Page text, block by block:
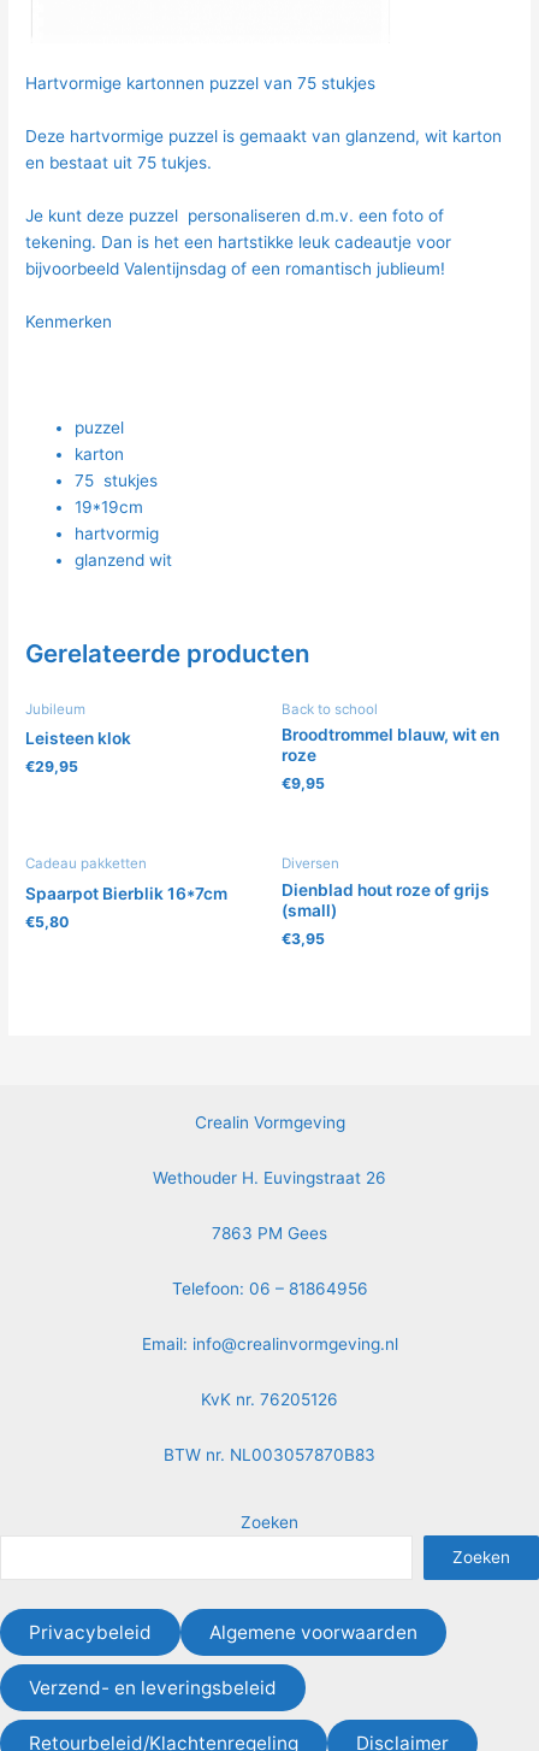
Hartvormige kartonnen puzzel van 75 stukjes
Deze hartvormige puzzel is gemaakt van glanzend, wit karton
en bestaat uit 75 tukjes.
Je kunt deze puzzel personaliseren d.m.v. een foto of
tekening. Dan is het een hartstikke leuk cadeautje voor
bijvoorbeeld Valentijnsdag of een romantisch jublieum!
Kenmerken
puzzel
karton
75 stukjes
19*19cm
hartvormig
glanzend wit
Gerelateerde producten
Jubileum
Leisteen klok
€29,95
Back to school
Broodtrommel blauw, wit en
roze
€9,95
Cadeau pakketten
Spaarpot Bierblik 16*7cm
€5,80
Diversen
Dienblad hout roze of grijs
(small)
€3,95
Crealin Vormgeving
Wethouder H. Euvingstraat 26
7863 PM Gees
Telefoon: 06 – 81864956
Email: info@crealinvormgeving.nl
KvK nr. 76205126
BTW nr. NL003057870B83
Zoeken
Zoeken
Privacybeleid Algemene voorwaarden
Verzend- en leveringsbeleid
Retourbeleid/Klachtenregeling Disclaimer